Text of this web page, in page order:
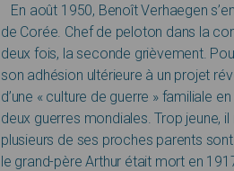
En août 1950, Benoît Verhaegen
de Corée. Chef de peloton dans la
deux fois, la seconde grièvement.
son adhésion ultérieure à un projet
d’une « culture de guerre » familiale
deux guerres mondiales. Trop jeune,
plusieurs de ses proches parents
le grand-père Arthur était mort en